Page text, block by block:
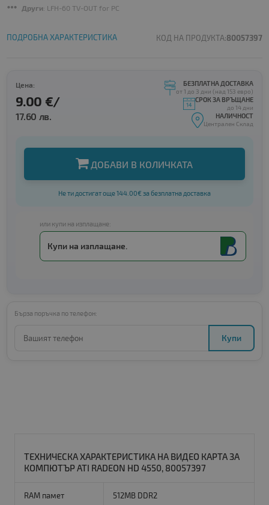
Други: LFH-60 TV-OUT for PC
ПОДРОБНА ХАРАКТЕРИСТИКА КОД НА ПРОДУКТА:80057397
Цена:
9.00 €/
17.60 лв.
БЕЗПЛАТНА ДОСТАВКА
от 1 до 3 дни (над 153 евро)
СРОК ЗА ВРЪЩАНЕ
до 14 дни
НАЛИЧНОСТ
Централен Склад
ДОБАВИ В КОЛИЧКАТА
Не ти достигат още 144.00€ за безплатна доставка
или купи на изплащане:
Купи на изплащане.
Бърза поръчка по телефон:
Купи
ТЕХНИЧЕСКА ХАРАКТЕРИСТИКА НА ВИДЕО КАРТА ЗА
КОМПЮТЪР ATI RADEON HD 4550, 80057397
RAM памет 512MB DDR2